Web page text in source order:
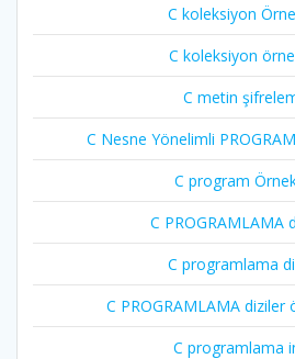
C koleksiyon
C koleksiyon
C metin
C Nesne Yönelimli
C program
C PROGRAMLAMA
C programlama
C PROGRAMLAMA diziler
C programlama